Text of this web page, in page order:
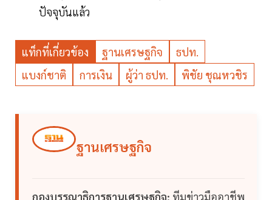
ปัจจุบันแล้ว
แท็กที่เกี่ยวข้อง ฐานเศรษฐกิจ
ธปท.
แบงก์ชาติ
การเงิน ผู้ว่า ธปท. พิชัย ชุณหวชิร
ฐานเศรษฐกิจ
กองบรรณาธิการฐานเศรษฐกิจ: ทีมข่าวมืออาชีพ